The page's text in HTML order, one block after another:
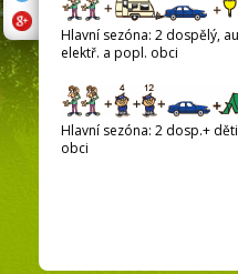
Hlavní sezóna: 2 dospělý,
elektř. a popl. obci
Hlavní sezóna: 2 dosp.+
obci